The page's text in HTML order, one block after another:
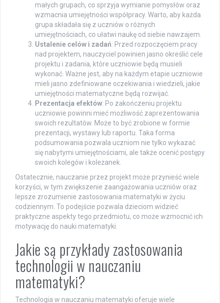
małych grupach, co sprzyja wymianie pomysłów oraz
wzmacnia umiejętności współpracy. Warto, aby każda
grupa składała się z uczniów o różnych
umiejętnościach, co ułatwi naukę od siebie nawzajem.
Ustalenie celów i zadań: Przed rozpoczęciem pracy
nad projektem, nauczyciel powinien jasno określić cele
projektu i zadania, które uczniowie będą musieli
wykonać. Ważne jest, aby na każdym etapie uczniowie
mieli jasno zdefiniowane oczekiwania i wiedzieli, jakie
umiejętności matematyczne będą rozwijać.
Prezentacja efektów: Po zakończeniu projektu
uczniowie powinni mieć możliwość zaprezentowania
swoich rezultatów. Może to być zrobione w formie
prezentacji, wystawy lub raportu. Taka forma
podsumowania pozwala uczniom nie tylko wykazać
się nabytymi umiejętnościami, ale także ocenić postępy
swoich kolegów i koleżanek.
Ostatecznie, nauczanie przez projekt może przynieść wiele
korzyści, w tym zwiększenie zaangażowania uczniów oraz
lepsze zrozumienie zastosowania matematyki w życiu
codziennym. To podejście pozwala dzieciom widzieć
praktyczne aspekty tego przedmiotu, co może wzmocnić ich
motywację do nauki matematyki.
Jakie są przykłady zastosowania
technologii w nauczaniu
matematyki?
Technologia w nauczaniu matematyki oferuje wiele